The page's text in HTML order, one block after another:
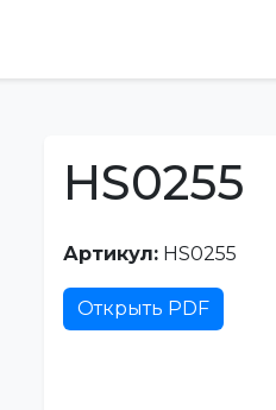
HS0255
Артикул: HS0255
Открыть PDF